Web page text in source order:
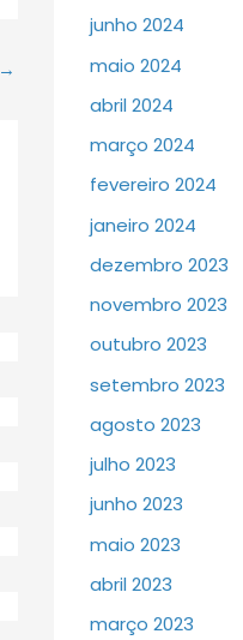
→
junho 2024
maio 2024
abril 2024
março 2024
fevereiro 2024
janeiro 2024
dezembro 2023
novembro 2023
outubro 2023
setembro 2023
agosto 2023
julho 2023
junho 2023
maio 2023
abril 2023
março 2023